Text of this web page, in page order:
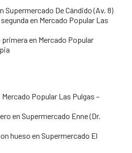
Supermercado De Cándido (Av. 8)
en Mercado Popular Las
primera en Mercado Popular
Popular Las Pulgas –
en Supermercado Enne (Dr.
hueso en Supermercado El